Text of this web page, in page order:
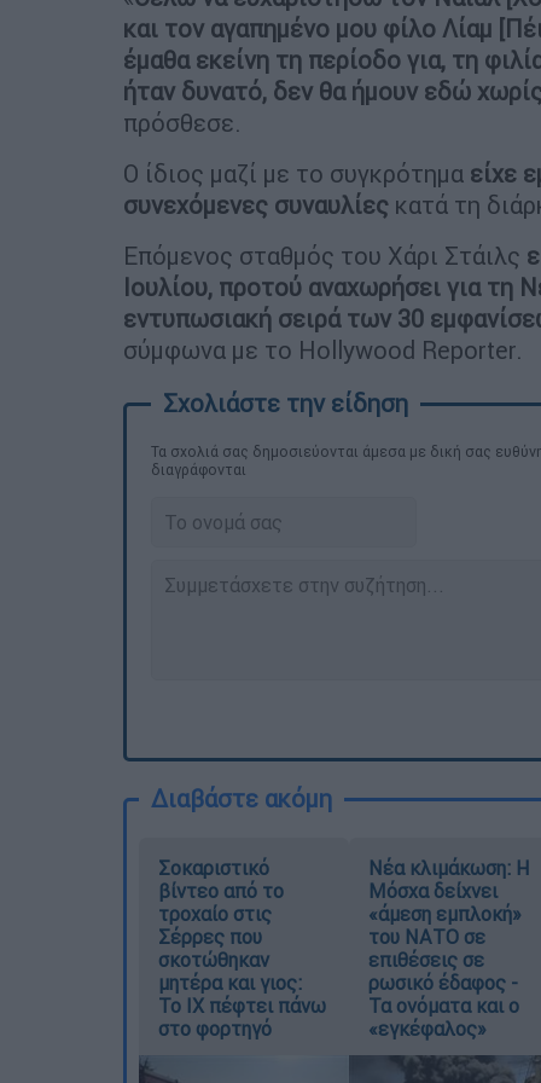
και τον αγαπημένο μου φίλο Λίαμ
έμαθα εκείνη τη περίοδο για, τη
ήταν δυνατό, δεν θα ήμουν εδώ
πρόσθεσε.
Ο ίδιος μαζί με το συγκρότημα είχε
συνεχόμενες συναυλίες κατά τη
Επόμενος σταθμός του Χάρι Στάιλς
Ιουλίου, προτού αναχωρήσει για τη
εντυπωσιακή σειρά των 30
σύμφωνα με το Hollywood Reporter.
Τα σχολιά σας δημοσιεύονται άμεσα με δική σας
διαγράφονται
Διαβάστε ακόμη
Σοκαριστικό
βίντεο από το
τροχαίο στις
Σέρρες που
σκοτώθηκαν
μητέρα και γιος:
Το ΙΧ πέφτει πάνω
στο φορτηγό
Νέα κλιμάκωση: Η
Μόσχα δείχνει
«άμεση εμπλοκή»
του ΝΑΤΟ σε
επιθέσεις σε
ρωσικό έδαφος -
Τα ονόματα και ο
«εγκέφαλος»